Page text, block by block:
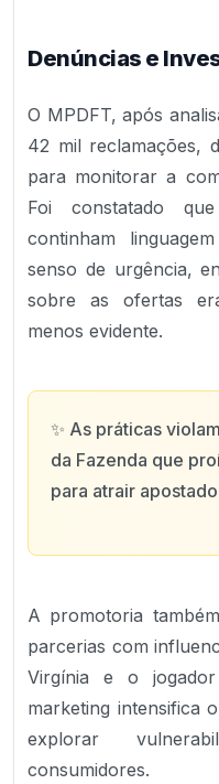
Denúncias e
O MPDFT, após
42 mil reclamações,
para monitorar a
Foi constatado
continham
senso de urgência,
sobre as ofertas
menos evidente.
✨ As práticas
da Fazenda que
para atrair
A promotoria
parcerias com
Virgínia e o
marketing intensifica
explorar
consumidores.